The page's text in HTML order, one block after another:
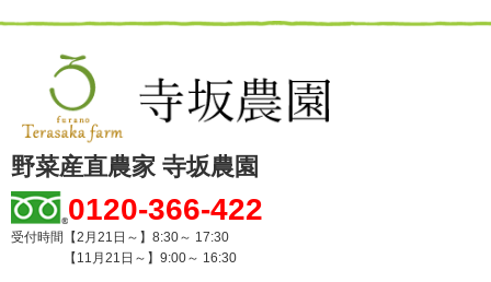
野菜産直農家 寺坂農園
0120-366-422
受付時間【2月21日～】8:30～ 17:30
【11月21日～】9:00～ 16:30